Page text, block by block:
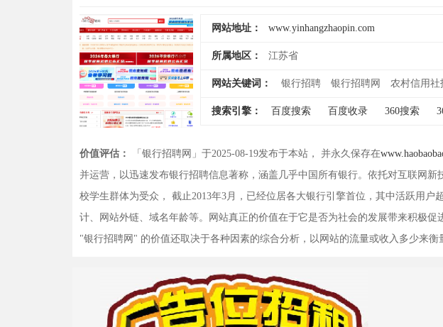
网站地址： www.yinhangzhaopin.com
所属地区： 江苏省
网站关键词： 银行招聘 银行招聘网 农村信用社
搜索引擎： 百度搜索 百度收录 360搜索
价值评估： 「银行招聘网」于2025-08-19发布于本站， 并永久保存在
并运营，以迅速发布银行招聘信息著称，涵盖几乎中国所有银行。依托对互联网
校学生群体为受众， 截止2013年3月，已经位居各大银行引擎首位，其中活跃用
计、网站外链、域名年龄等。网站真正的价值在于它是否为社会的发展带来积极促
"银行招聘网" 的价值还取决于各种因素的综合分析，以网站的流量或收入多少来